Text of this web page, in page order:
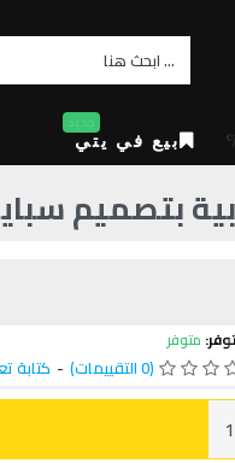
بيع في يتي
جديد
سبايدرمان
متوفر
(0 التقييمات) - كتابة